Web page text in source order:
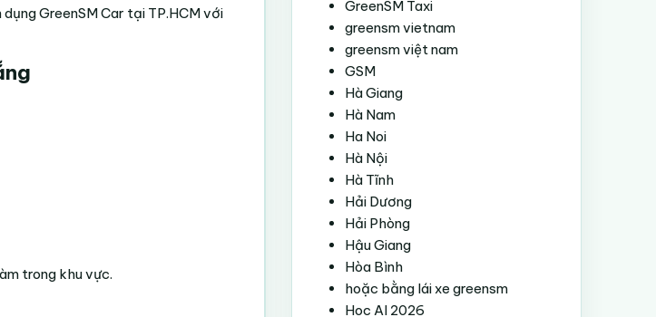
GreenSM Car tại TP.HCM với
trong khu vực.
GreenSM Taxi
greensm vietnam
greensm việt nam
GSM
Hà Giang
Hà Nam
Ha Noi
Hà Nội
Hà Tĩnh
Hải Dương
Hải Phòng
Hậu Giang
Hòa Bình
hoặc bằng lái xe greensm
Hoc AI 2026